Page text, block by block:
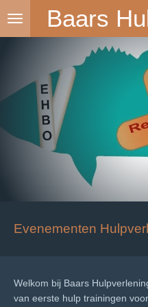
Ga
hoofdinhoud
Baars
Evenementen
Welkom bij Baars
van eerste hulp trainingen